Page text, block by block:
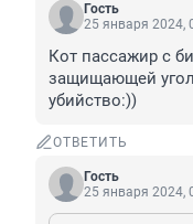
Гость
25 января 2024,
Кот пассажир с
защищающей
убийство:))
ОТВЕТИТЬ
Гость
25 января 2024,